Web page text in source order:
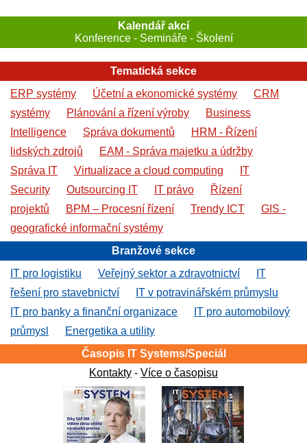
Kalendář akcí
Konference - Semináře - Školení
Tematická sekce
ERP systémy
Účetní a ekonomické systémy
CRM
systémy
Plánování a řízení výroby
Business
Intelligence
Správa dokumentů
HRM - Řízení
lidských zdrojů
EAM - Správa majetku a údržby
Správa IT
Virtualizace a cloud computing
IT
Security
Outsourcing IT IT právo
Řízení
projektů
BPM – Procesní řízení Trendy ICT
GIS -
geografické informační systémy
Branžové sekce
IT pro logistiku
Veřejný sektor a zdravotnictví
IT
řešení pro stavebnictví
IT v potravinářském průmyslu
IT pro banky a finanční organizace
IT pro automobilový
průmysl
Energetika a utility
Časopis IT Systems/Speciál
Kontakty - Více o časopisu